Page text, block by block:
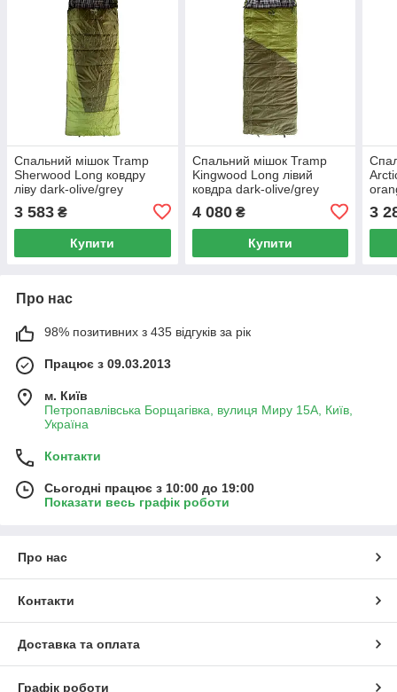
Спальний мішок Tramp
Sherwood Long ковдру
ліву dark-olive/grey
3 583 ₴
Купити
Спальний мішок Tramp
Kingwood Long лівий
ковдра dark-olive/grey
4 080₴
Купити
3
Про нас
98% позитивних з 435 відгуків за рік
Працює з 09.03.2013
м. Київ
Петропавлівська Борщагівка, вулиця Миру 15А, Київ,
Україна
Контакти
Сьогодні працює з 10:00 до 19:00
Показати весь графік роботи
Про нас
Контакти
Доставка та оплата
Графік роботи